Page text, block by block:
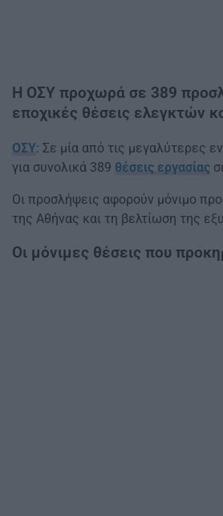
Η ΟΣΥ προχωρά σε 389
εποχικές θέσεις ελεγκτών
ΟΣΥ: Σε μία από τις μεγαλύτερες
για συνολικά 389 θέσεις εργασίας
Οι προσλήψεις αφορούν μόνιμο
της Αθήνας και τη βελτίωση της
Οι μόνιμες θέσεις που